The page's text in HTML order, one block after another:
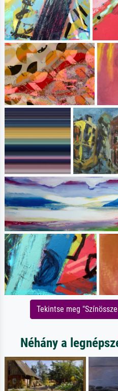
Tekintse meg
Néhány a